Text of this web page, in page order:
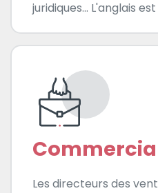
juridiques... L'anglais
Les directeurs des